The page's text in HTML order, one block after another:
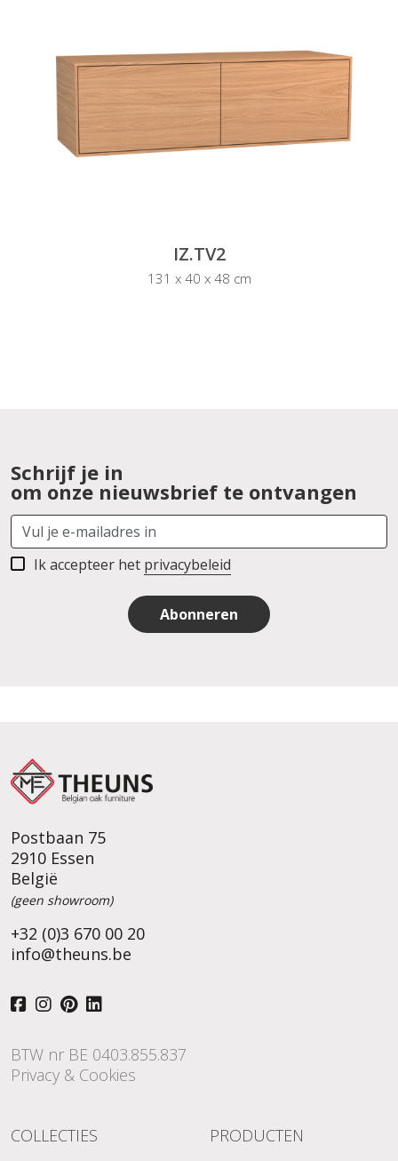
IZ.TV2
131 x 40 x 48 cm
Schrijf je in
om onze nieuwsbrief te ontvangen
Ik accepteer het privacybeleid
Abonneren
Postbaan 75
2910 Essen
België
(geen showroom)
+32 (0)3 670 00 20
info@theuns.be
BTW nr BE 0403.855.837
Privacy & Cookies
COLLECTIES
PRODUCTEN